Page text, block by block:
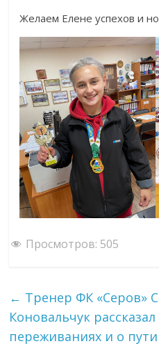
Желаем Елене успехов и
Просмотров: 505
← Тренер ФК «Серов»
Коновальчук
переживаниях и о